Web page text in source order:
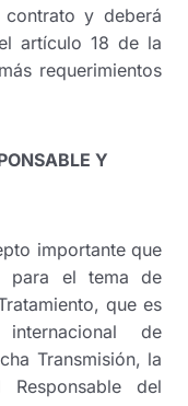
y deberá
artículo 18 de la
requerimientos
Y
importante que
para el tema de
que es
de
Transmisión, la
del